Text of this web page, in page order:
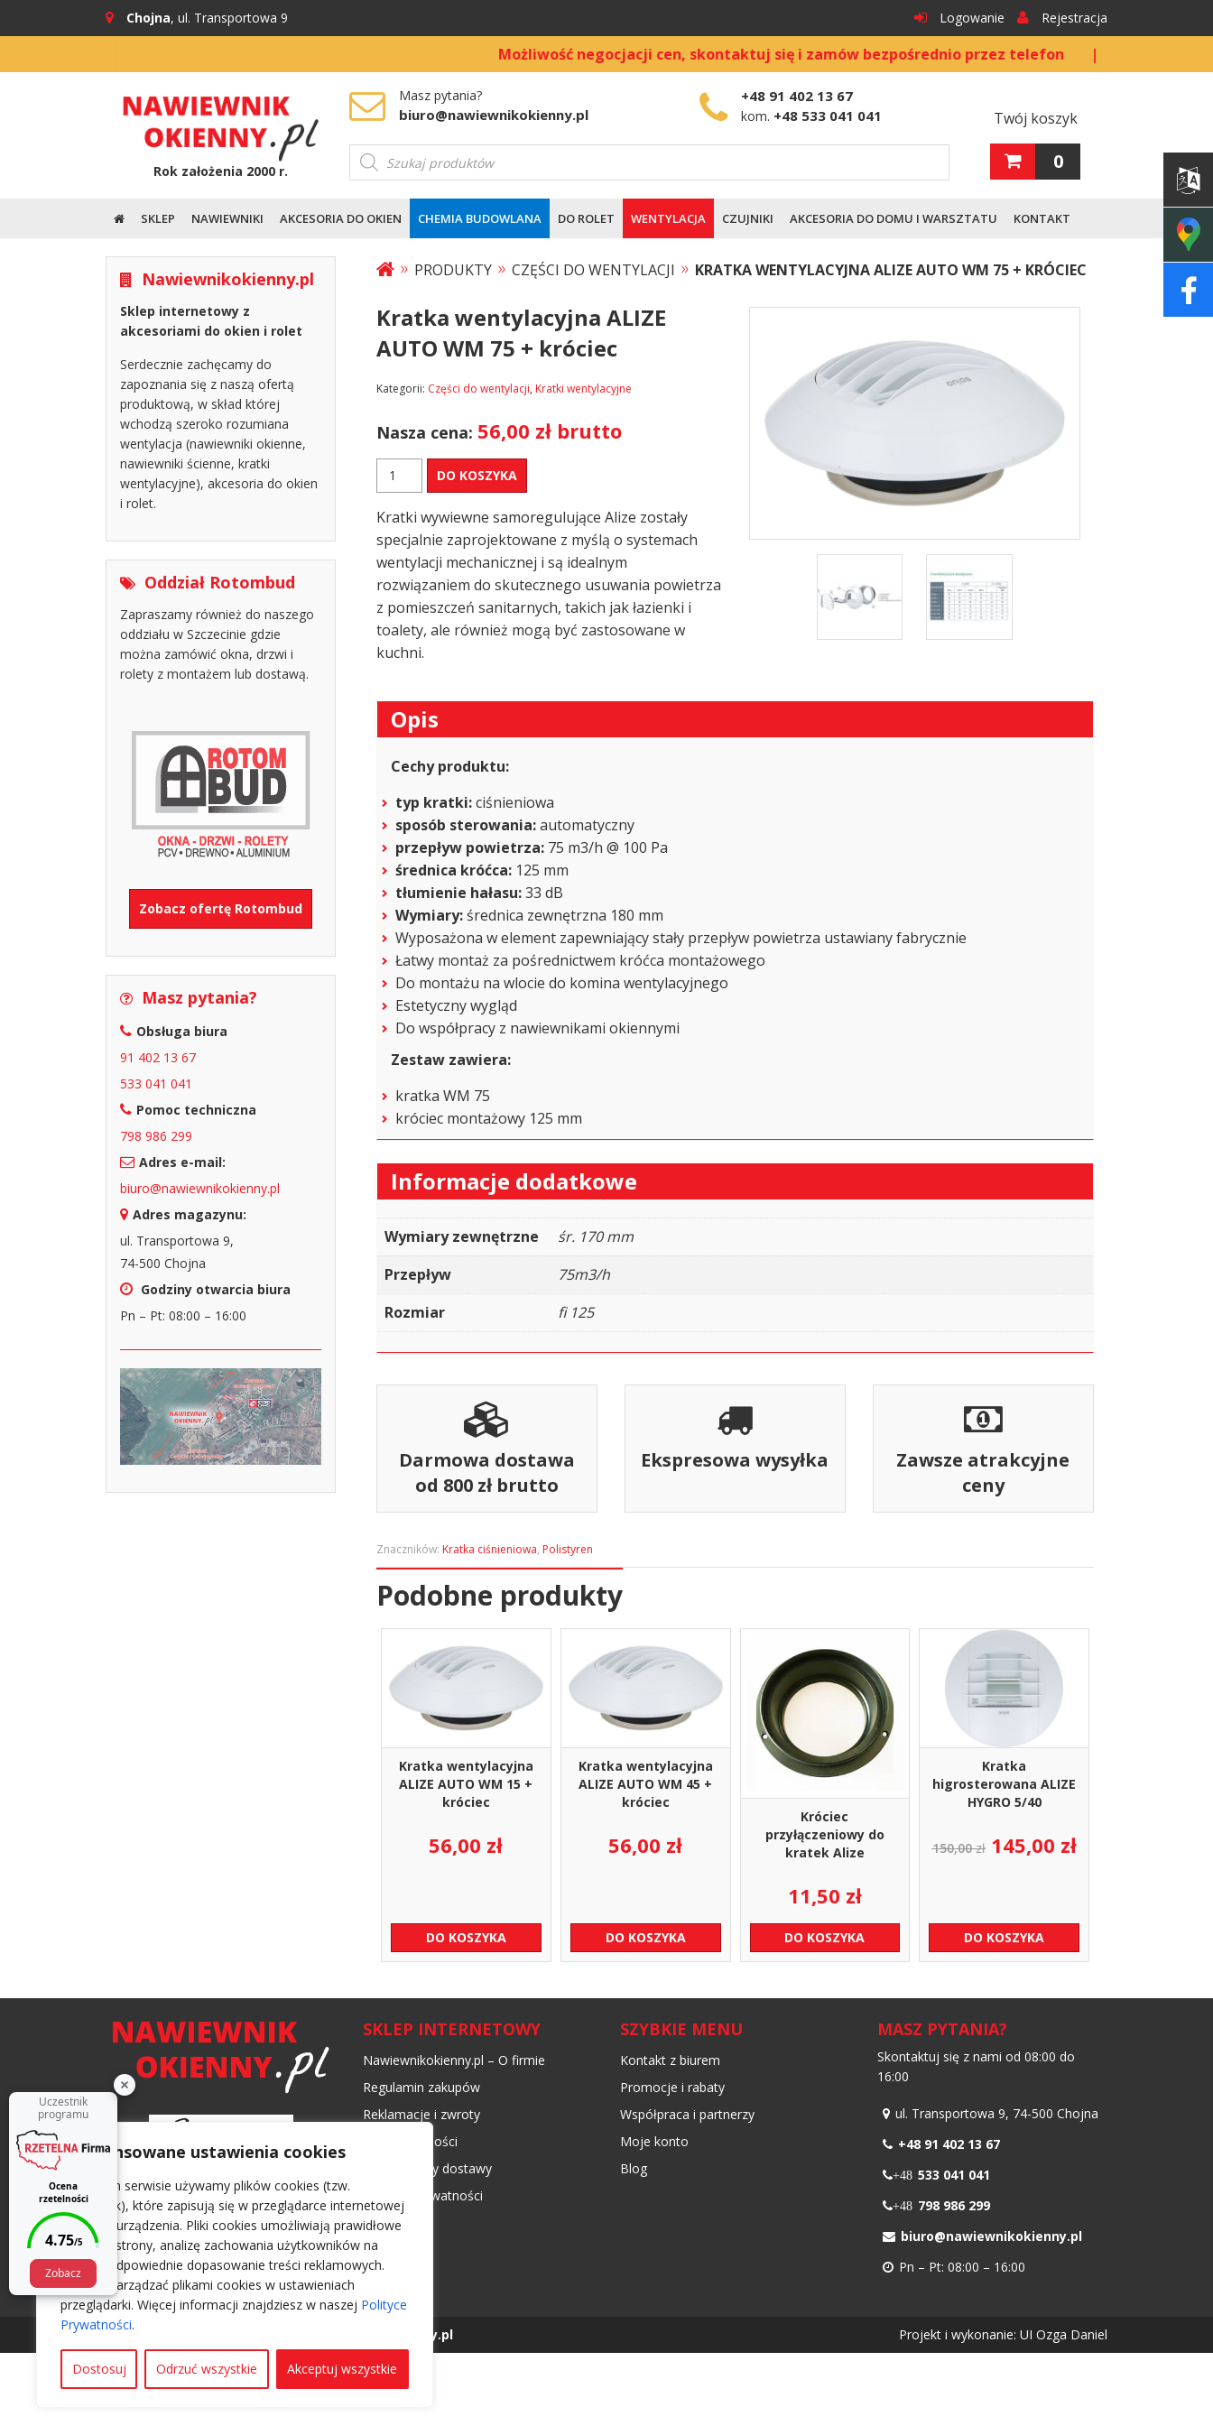
Zaawansowane ustawienia cookies
W naszym serwisie używamy plików cookies (tzw.
ciasteczek), które zapisują się w przeglądarce internetowej
Twojego urządzenia. Pliki cookies umożliwiają prawidłowe
działanie strony, analizę zachowania użytkowników na
stronie, odpowiednie dopasowanie treści reklamowych.
Możesz zarządzać plikami cookies w ustawieniach
przeglądarki. Więcej informacji znajdziesz w naszej Polityce
Prywatności.
Dostosuj Odrzuć wszystkie Akceptuj wszystkie
Chojna, ul. Transportowa 9 Logowanie Rejestracja
Możliwość negocjacji cen, skontaktuj się i zamów bezpośrednio przez telefon | Złóż zamówienie
Rok założenia 2000 r.
Masz pytania?
biuro@nawiewnikokienny.pl
+48 91 402 13 67
kom. +48 533 041 041
Wyszukiwarka
produktów
Twój koszyk
0
SKLEP NAWIEWNIKI AKCESORIA DO OKIEN CHEMIA BUDOWLANA DO ROLET WENTYLACJA CZUJNIKI AKCESORIA DO DOMU I WARSZTATU KONTAKT
» PRODUKTY » CZĘŚCI DO WENTYLACJI » KRATKA WENTYLACYJNA ALIZE AUTO WM 75 + KRÓCIEC
Kratka wentylacyjna ALIZE
AUTO WM 75 + króciec
Kategorii: Części do wentylacji, Kratki wentylacyjne
Nasza cena: 56,00 zł brutto
Kratka
ALIZE
AUTO
WM
+
króciec
DO KOSZYKA
Kratki wywiewne samoregulujące Alize zostały
specjalnie zaprojektowane z myślą o systemach
wentylacji mechanicznej i są idealnym
rozwiązaniem do skutecznego usuwania powietrza
z pomieszczeń sanitarnych, takich jak łazienki i
toalety, ale również mogą być zastosowane w
kuchni.
Opis
Cechy produktu:
typ kratki:ciśnieniowa
sposób sterowania:automatyczny
przepływ powietrza: 75 m3/h @ 100 Pa
średnica króćca: 125 mm
tłumienie hałasu:33 dB
Wymiary:średnica zewnętrzna 180 mm
Wyposażona w element zapewniający stały przepływ powietrza ustawiany fabrycznie
Łatwy montaż za pośrednictwem króćca montażowego
Do montażu na wlocie do komina wentylacyjnego
Estetyczny wygląd
Do współpracy z nawiewnikami okiennymi
Zestaw zawiera:
kratka WM 75
króciec montażowy 125 mm
Informacje dodatkowe
Wymiary zewnętrzne
śr. 170 mm
Przepływ
75m3/h
Rozmiar
fi 125
Darmowa dostawa
od 800 zł brutto
Ekspresowa wysyłka
Zawsze atrakcyjne
ceny
Znaczników: Kratka ciśnieniowa, Polistyren
Podobne produkty
Kratka wentylacyjna
ALIZE AUTO WM 15 +
króciec
56,00 zł
DO KOSZYKA
Kratka wentylacyjna
ALIZE AUTO WM 45 +
króciec
56,00 zł
DO KOSZYKA
Króciec
przyłączeniowy do
kratek Alize
11,50 zł
DO KOSZYKA
Kratka
higrosterowana ALIZE
HYGRO 5/40
150,00zł Pierwotna
145,00 złAktualna
DO KOSZYKA
Nawiewnikokienny.pl
Sklep internetowy z
akcesoriami do okien i rolet
Serdecznie zachęcamy do
zapoznania się z naszą ofertą
produktową, w skład której
wchodzą szeroko rozumiana
wentylacja (nawiewniki okienne,
nawiewniki ścienne, kratki
wentylacyjne), akcesoria do okien
i rolet.
Oddział Rotombud
Zapraszamy również do naszego
oddziału w Szczecinie gdzie
można zamówić okna, drzwi i
rolety z montażem lub dostawą.
Zobacz ofertę Rotombud
Masz pytania?
Obsługa biura
91 402 13 67
533 041 041
Pomoc techniczna
798 986 299
Adres e-mail:
biuro@nawiewnikokienny.pl
Adres magazynu:
ul. Transportowa 9,
74-500 Chojna
Godziny otwarcia biura
Pn – Pt: 08:00 – 16:00
SKLEP INTERNETOWY
Nawiewnikokienny.pl – O firmie
Regulamin zakupów
Reklamacje i zwroty
Formy płatności
Czas i koszty dostawy
Polityka prywatności
SZYBKIE MENU
Kontakt z biurem
Promocje i rabaty
Współpraca i partnerzy
Moje konto
Blog
MASZ PYTANIA?
Skontaktuj się z nami od 08:00 do
16:00
ul. Transportowa 9, 74-500 Chojna
+48 91 402 13 67
+48 533 041 041
+48 798 986 299
biuro@nawiewnikokienny.pl
Pn – Pt: 08:00 – 16:00
Wszelkie prawa zastrzeżone 2026 - Nawiewnikokienny.pl Projekt i wykonanie: UI Ozga Daniel